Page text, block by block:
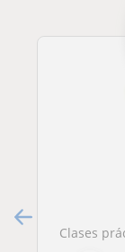
Clases prácticas